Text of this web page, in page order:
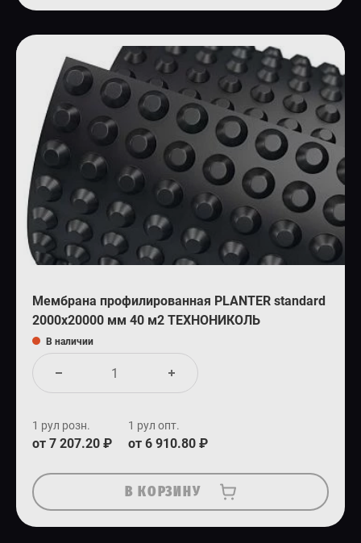
Мембрана профилированная PLANTER standard
2000x20000 мм 40 м2 ТЕХНОНИКОЛЬ
В наличии
1 рул розн.
от 7 207.20 ₽
1 рул опт.
от 6 910.80 ₽
В КОРЗИНУ